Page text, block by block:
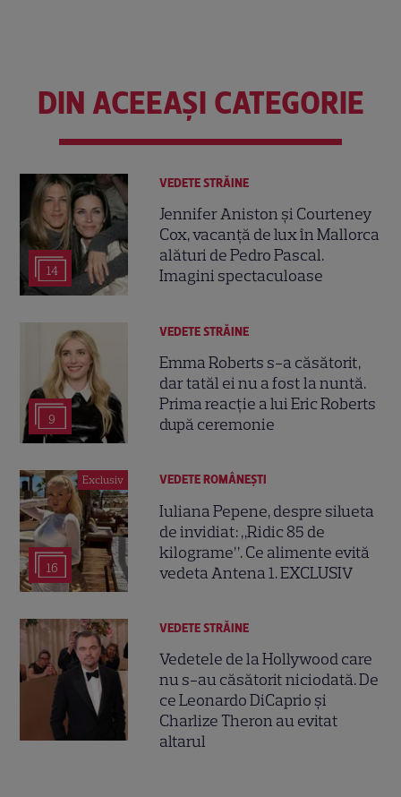
DIN ACEEAȘI CATEGORIE
14
VEDETE STRĂINE
Jennifer Aniston și Courteney
Cox, vacanță de lux în Mallorca
alături de Pedro Pascal.
Imagini spectaculoase
9
VEDETE STRĂINE
Emma Roberts s-a căsătorit,
dar tatăl ei nu a fost la nuntă.
Prima reacție a lui Eric Roberts
după ceremonie
Exclusiv
16
VEDETE ROMÂNEŞTI
Iuliana Pepene, despre silueta
de invidiat: „Ridic 85 de
kilograme”. Ce alimente evită
vedeta Antena 1. EXCLUSIV
VEDETE STRĂINE
Vedetele de la Hollywood care
nu s-au căsătorit niciodată. De
ce Leonardo DiCaprio și
Charlize Theron au evitat
altarul